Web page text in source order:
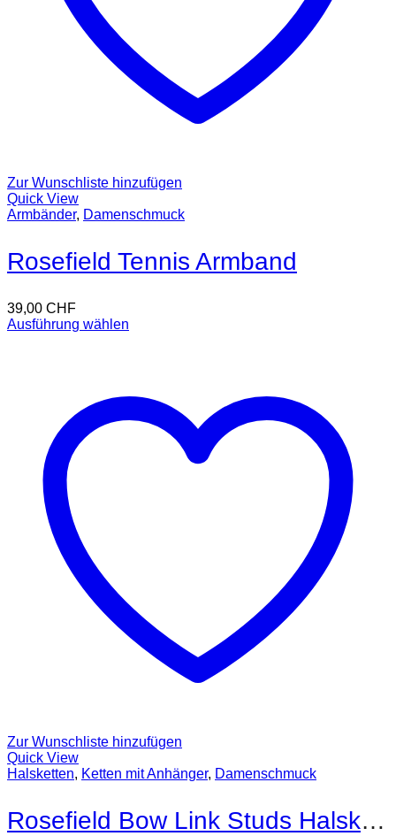
Zur Wunschliste hinzufügen
Quick View
Armbänder, Damenschmuck
Rosefield Tennis Armband
39,00 CHF
Ausführung wählen
Zur Wunschliste hinzufügen
Quick View
Halsketten, Ketten mit Anhänger, Damenschmuck
Rosefield Bow Link Studs Halskette